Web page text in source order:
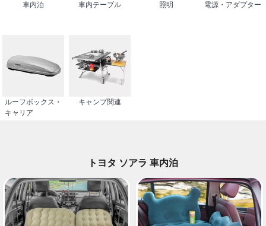
車内泊 車内テーブル 照明 電源・アダプター
ルーフボックス・
キャリア
キャンプ関連
トヨタ ソアラ 車内泊